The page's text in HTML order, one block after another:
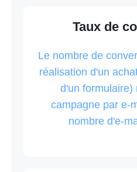
Taux de
Le nombre de
réalisation d'un
d'un formulaire)
campagne par e-
nombre d'e-